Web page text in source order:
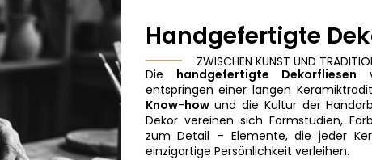
Handgefertigte
ZWISCHEN KUNST UND
Die handgefertigte Dekorfliesen
entspringen einer langen
Know-howund die Kultur der
Dekor vereinen sich Formstudien,
zum Detail – Elemente, die jeder
einzigartige Persönlichkeit verleihen.